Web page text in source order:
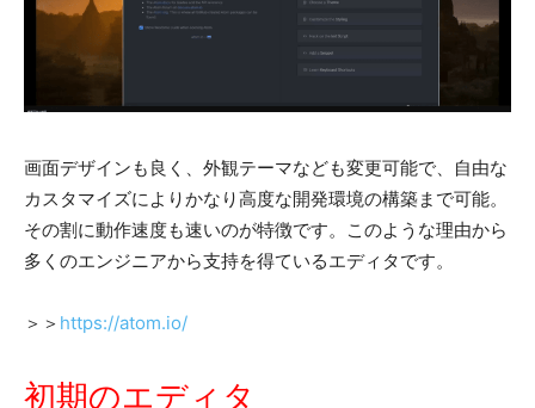
画面デザインも良く、外観テーマなども変更可能で、自由な
カスタマイズによりかなり高度な開発環境の構築まで可能。
その割に動作速度も速いのが特徴です。このような理由から
多くのエンジニアから支持を得ているエディタです。
＞＞ https://atom.io/
初期のエディタ